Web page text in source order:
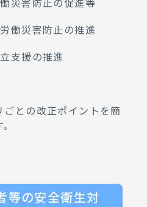
働災害防止の推進
支援の推進
との改正ポイントを簡
等の安全衛生対